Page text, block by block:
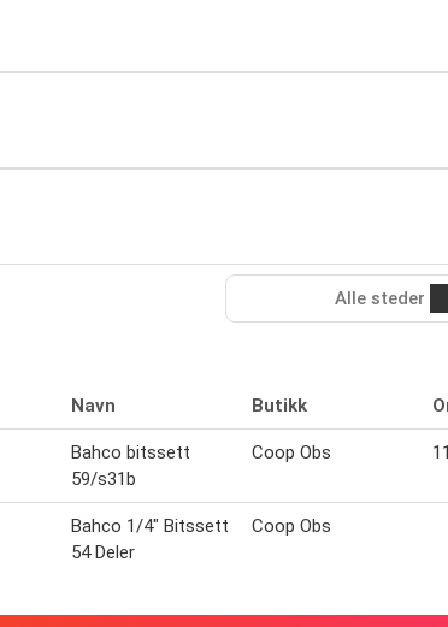
Alle steder
Navn Butikk
Bahco bitssett
59/s31b
Coop Obs
Bahco 1/4" Bitssett
54 Deler
Coop Obs